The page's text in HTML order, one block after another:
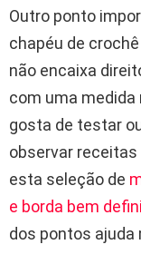
Outro ponto
chapéu de
não encaixa
com uma medida
gosta de testar
observar
esta seleção de
e borda bem
dos pontos ajuda